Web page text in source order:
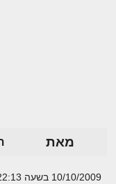
מאת
10/10/2009 בשעה 22:13